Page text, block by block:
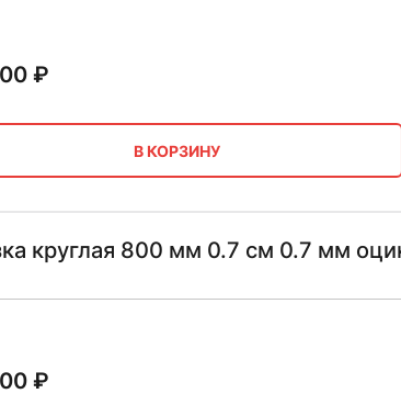
₽
В КОРЗИНУ
круглая 800 мм 0.7 см 0.7 мм
₽